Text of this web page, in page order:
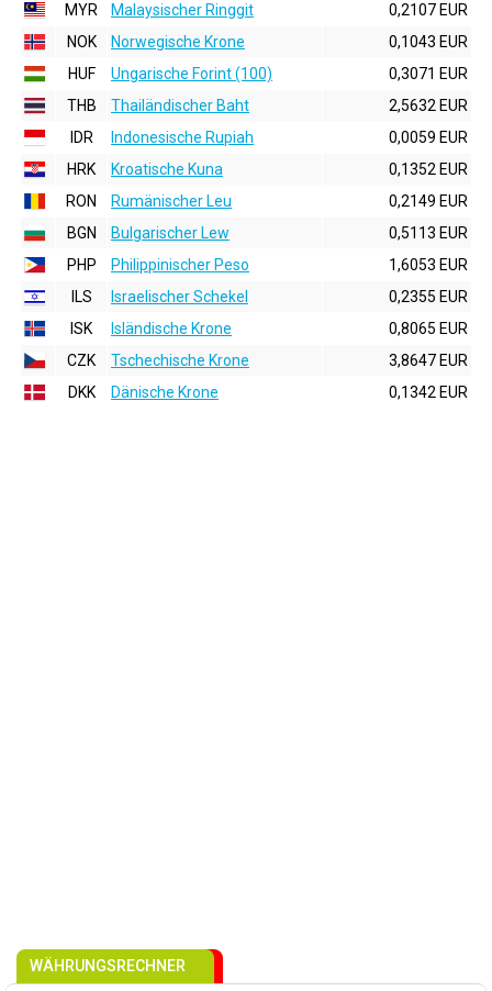
MYR
Malaysischer Ringgit
0,2107 EUR
NOK
Norwegische Krone
0,1043 EUR
HUF
Ungarische Forint (100)
0,3071 EUR
THB
Thailändischer Baht
2,5632 EUR
IDR
Indonesische Rupiah
0,0059 EUR
HRK
Kroatische Kuna
0,1352 EUR
RON
Rumänischer Leu
0,2149 EUR
BGN
Bulgarischer Lew
0,5113 EUR
PHP
Philippinischer Peso
1,6053 EUR
ILS
Israelischer Schekel
0,2355 EUR
ISK
Isländische Krone
0,8065 EUR
CZK
Tschechische Krone
3,8647 EUR
DKK
Dänische Krone 0,1342 EUR
WÄHRUNGSRECHNER